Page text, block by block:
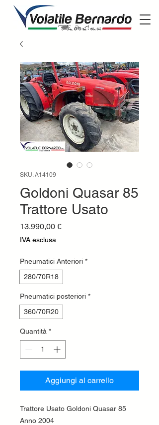
SKU: A14109
Goldoni Quasar 85
Trattore Usato
13.990,00 €Prezzo
IVA esclusa
Pneumatici Anteriori *
280/70R18
Pneumatici posteriori *
360/70R20
Quantità *
Aggiungi al carrello
Trattore Usato Goldoni Quasar 85
Anno 2004